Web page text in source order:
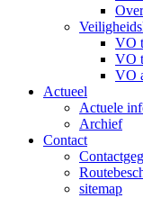
VO
VO
VO
Actueel
Actuele
Archief
Contact
sitemap